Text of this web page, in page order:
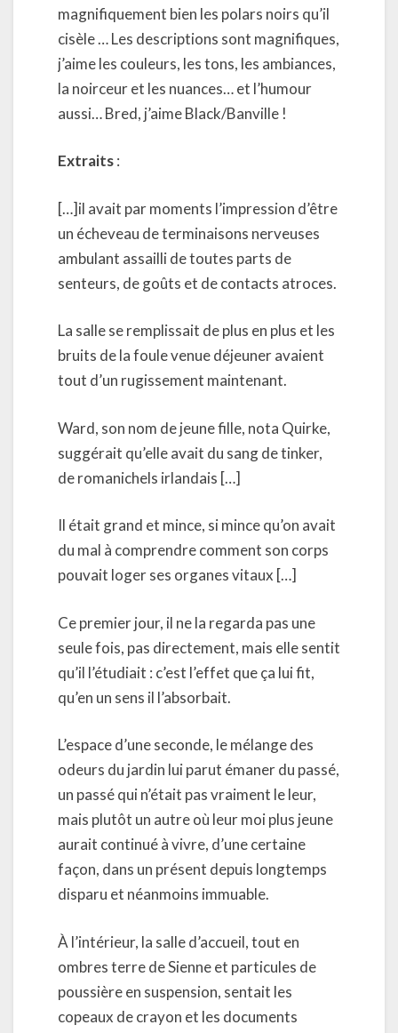
magnifiquement bien les polars noirs qu’il
cisèle … Les descriptions sont magnifiques,
j’aime les couleurs, les tons, les ambiances,
la noirceur et les nuances… et l’humour
aussi… Bred, j’aime Black/Banville !
Extraits:
[…]il avait par moments l’impression d’être
un écheveau de terminaisons nerveuses
ambulant assailli de toutes parts de
senteurs, de goûts et de contacts atroces.
La salle se remplissait de plus en plus et les
bruits de la foule venue déjeuner avaient
tout d’un rugissement maintenant.
Ward, son nom de jeune fille, nota Quirke,
suggérait qu’elle avait du sang de tinker,
de romanichels irlandais […]
Il était grand et mince, si mince qu’on avait
du mal à comprendre comment son corps
pouvait loger ses organes vitaux […]
Ce premier jour, il ne la regarda pas une
seule fois, pas directement, mais elle sentit
qu’il l’étudiait : c’est l’effet que ça lui fit,
qu’en un sens il l’absorbait.
L’espace d’une seconde, le mélange des
odeurs du jardin lui parut émaner du passé,
un passé qui n’était pas vraiment le leur,
mais plutôt un autre où leur moi plus jeune
aurait continué à vivre, d’une certaine
façon, dans un présent depuis longtemps
disparu et néanmoins immuable.
À l’intérieur, la salle d’accueil, tout en
ombres terre de Sienne et particules de
poussière en suspension, sentait les
copeaux de crayon et les documents